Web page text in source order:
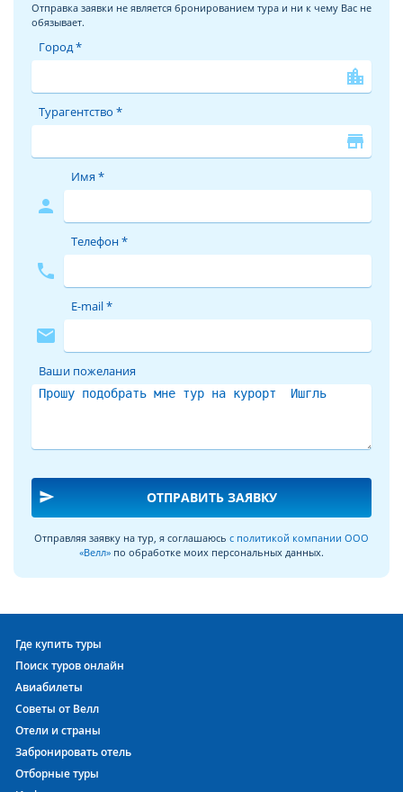
Отправка заявки не является бронированием тура и ни к чему Вас не
обязывает.
Город *
location_city
Турагентство *
store
person
Имя *
phone
Телефон *
mail
E-mail *
Ваши пожелания
send ОТПРАВИТЬ ЗАЯВКУ
Отправляя заявку на тур, я соглашаюсь с политикой компании ООО
«Велл» по обработке моих персональных данных.
Где купить туры
Поиск туров онлайн
Авиабилеты
Советы от Велл
Отели и страны
Забронировать отель
Отборные туры